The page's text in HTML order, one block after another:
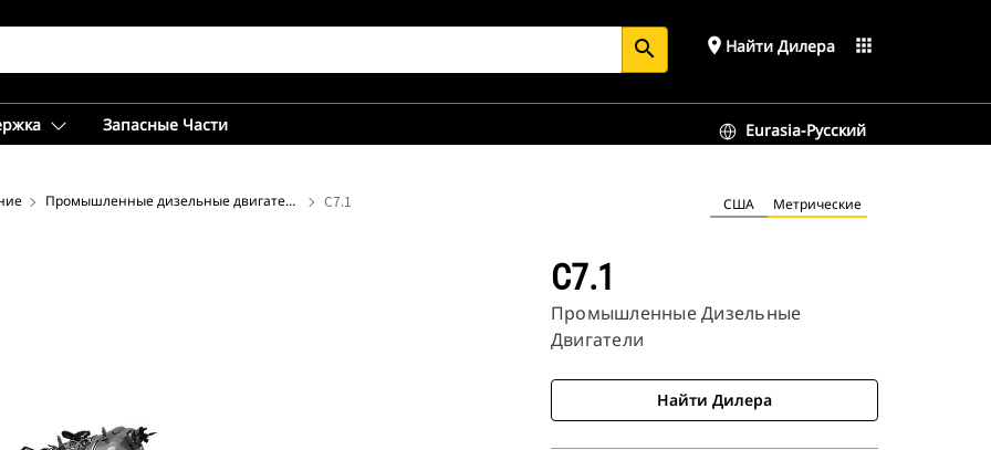
search place Найти Дилера apps
Запасные Части Eurasia-Русский
Промышленные дизельные двигатели C7.1 США Метрические
C7.1
Промышленные Дизельные
Двигатели
Найти Дилера